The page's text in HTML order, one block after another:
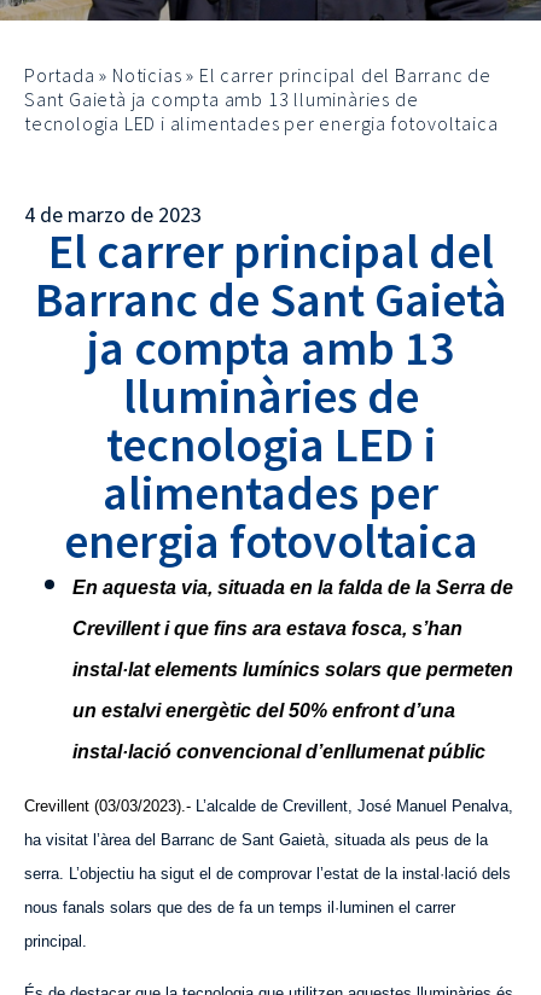
Portada » Noticias » El carrer principal del Barranc de
Sant Gaietà ja compta amb 13 lluminàries de
tecnologia LED i alimentades per energia fotovoltaica
4 de marzo de 2023
El carrer principal del
Barranc de Sant Gaietà
ja compta amb 13
lluminàries de
tecnologia LED i
alimentades per
energia fotovoltaica
En aquesta via, situada en la falda de la Serra de
Crevillent i que fins ara estava fosca, s’han
instal·lat elements lumínics solars que permeten
un estalvi energètic del 50% enfront d’una
instal·lació convencional d’enllumenat públic
Crevillent (03/03/2023).- L’alcalde de Crevillent, José Manuel Penalva,
ha visitat l’àrea del Barranc de Sant Gaietà, situada als peus de la
serra. L’objectiu ha sigut el de comprovar l’estat de la instal·lació dels
nous fanals solars que des de fa un temps il·luminen el carrer
principal.